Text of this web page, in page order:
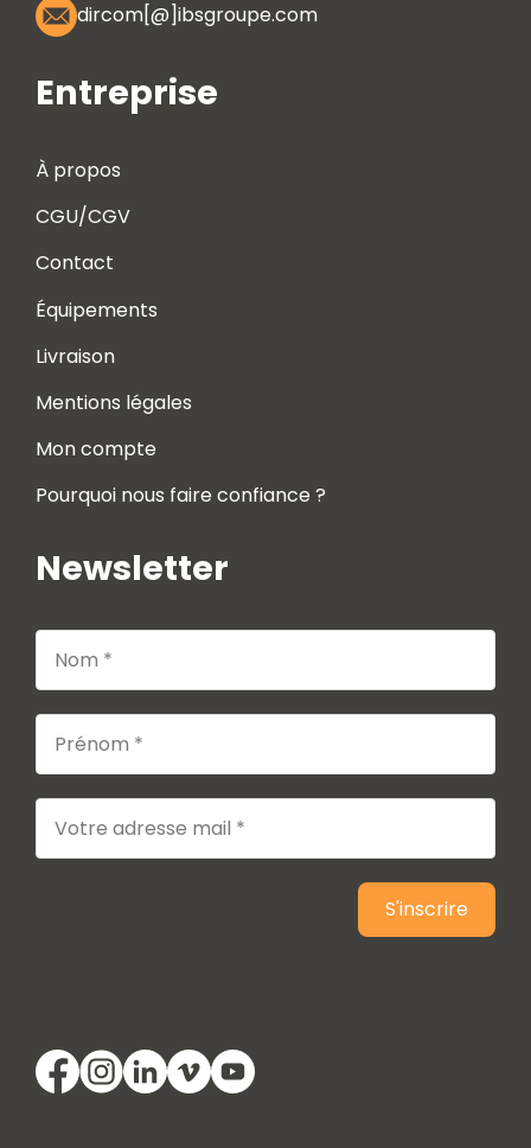
dircom[@]ibsgroupe.com
Entreprise
À propos
CGU/CGV
Contact
Équipements
Livraison
Mentions légales
Mon compte
Pourquoi nous faire confiance ?
Newsletter